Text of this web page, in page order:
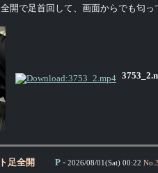
開で足首回して、画面からでも匂っ
足全開 P - 2026/08/01(Sat) 00:22 No.